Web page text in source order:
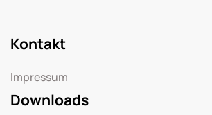
Kontakt
Impressum
Downloads